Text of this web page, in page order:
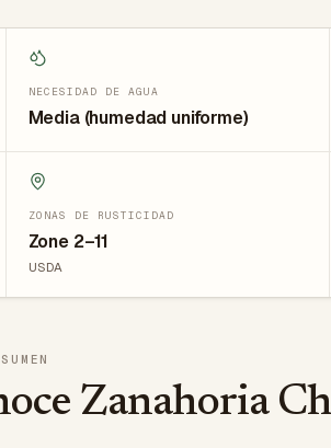
NECESIDAD DE AGUA
Media (humedad uniforme)
ZONAS DE RUSTICIDAD
Zone 2–11
USDA
Zanahoria